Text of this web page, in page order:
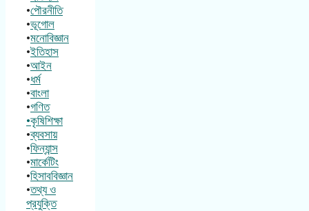
•পৌরনীতি
•ভূগোল
•মনোবিজ্ঞান
•ইতিহাস
•আইন
•ধর্ম
•বাংলা
•গণিত
•কৃষিশিক্ষা
•ব্যবসায়
•ফিন্যান্স
•মার্কেটিং
•হিসাববিজ্ঞান
•তথ্য ও
প্রযুক্তি